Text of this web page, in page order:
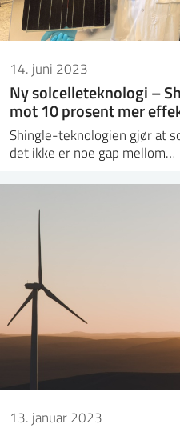
14. juni 2023
Ny solcelleteknologi –
mot 10 prosent mer
Shingle-teknologien gjør at
det ikke er noe gap mellom…
13. januar 2023